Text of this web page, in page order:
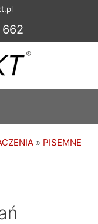
» PISEMNE